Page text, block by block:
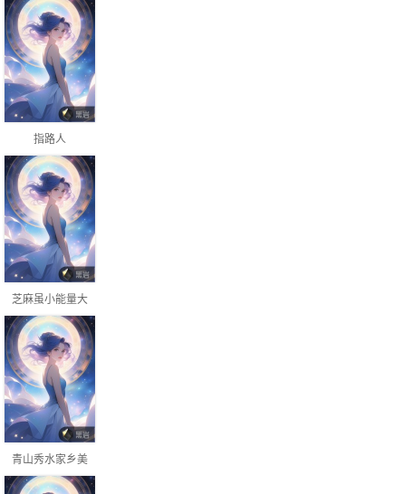
指路人
芝麻虽小能量大
青山秀水家乡美